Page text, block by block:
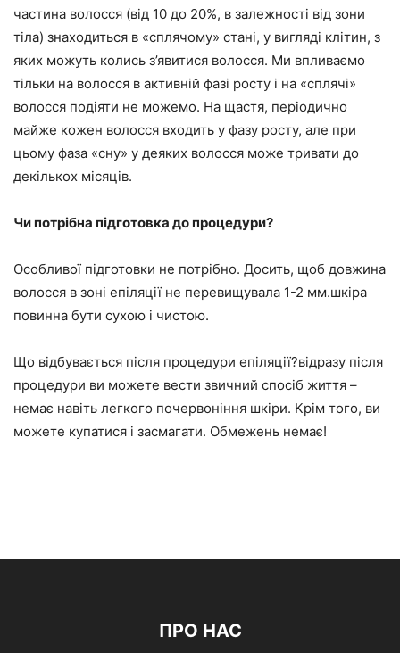
частина волосся (від 10 до 20%, в залежності від зони
тіла) знаходиться в «сплячому» стані, у вигляді клітин, з
яких можуть колись з’явитися волосся. Ми впливаємо
тільки на волосся в активній фазі росту і на «сплячі»
волосся подіяти не можемо. На щастя, періодично
майже кожен волосся входить у фазу росту, але при
цьому фаза «сну» у деяких волосся може тривати до
декількох місяців.
Чи потрібна підготовка до процедури?
Особливої підготовки не потрібно. Досить, щоб довжина
волосся в зоні епіляції не перевищувала 1-2 мм.шкіра
повинна бути сухою і чистою.
Що відбувається після процедури епіляції?відразу після
процедури ви можете вести звичний спосіб життя –
немає навіть легкого почервоніння шкіри. Крім того, ви
можете купатися і засмагати. Обмежень немає!
ПРО НАС